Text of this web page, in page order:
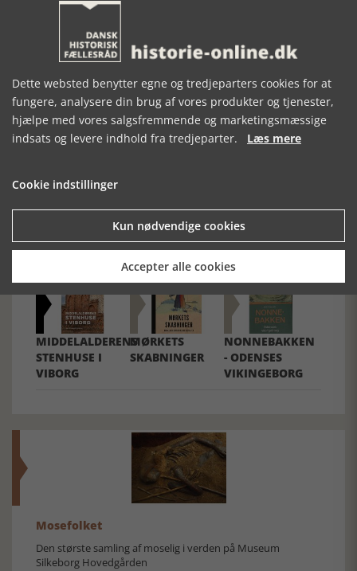
Ordet Opvågning er måske også mere norsk end dansk.
historier gør den meget velegnet til at græsse i, når man har
brug for et godt eksempel til at forklare de små ting, der
skaber Europas udvikling ind i den moderne tid.
Forrige artikel
SE RELATEREDE ARTIKLER
MIDDELALDERENS
STENHUSE I
VIBORG
MØRKETS
SKABNINGER
NONNEBAKKEN
- ODENSES
VIKINGEBORG
Mosefolket
Den største samling af moselig i verden på Museum
Silkeborg Hovedgården
Dette websted benytter egne og tredjeparters cookies for at
fungere, analysere din brug af vores produkter og tjenester,
hjælpe med vores salgsfremmende og marketingsmæssige
indsats og levere indhold fra tredjeparter. Læs mere
Cookie indstillinger
Kun nødvendige cookies
Accepter alle cookies